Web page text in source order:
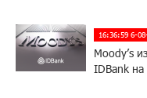
16:36:59 6-
Moody’s
IDBank